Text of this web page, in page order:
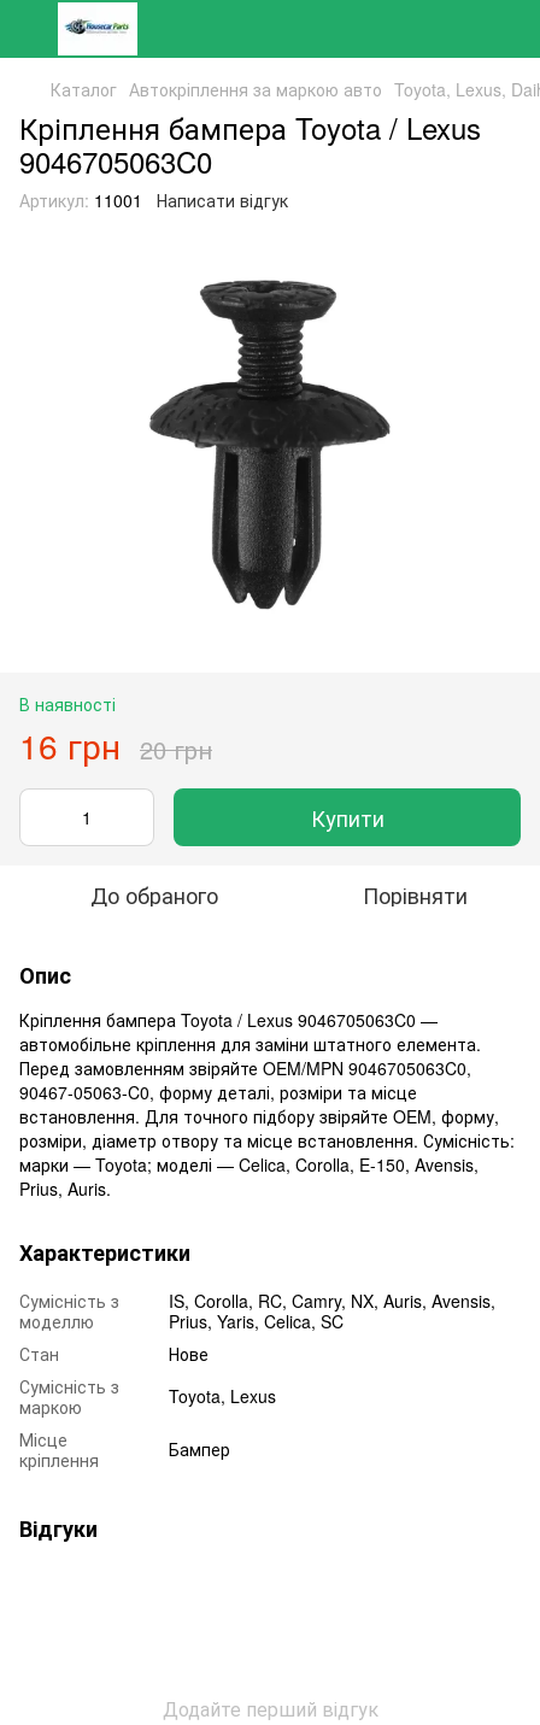
Каталог Автокріплення за маркою авто Toyota, Lexus,
Кріплення бампера Toyota / Lexus
9046705063C0
Артикул: 11001 Написати відгук
В наявності
16 грн 20 грн
Купити
До обраного Порівняти
Опис
Кріплення бампера Toyota / Lexus 9046705063C0 —
автомобільне кріплення для заміни штатного елемента.
Перед замовленням звіряйте OEM/MPN 9046705063C0,
90467-05063-C0, форму деталі, розміри та місце
встановлення. Для точного підбору звіряйте OEM, форму,
розміри, діаметр отвору та місце встановлення. Сумісність:
марки — Toyota; моделі — Celica, Corolla, E-150, Avensis,
Prius, Auris.
Характеристики
Сумісність з
моделлю
IS, Corolla, RC, Camry, NX, Auris, Avensis,
Prius, Yaris, Celica, SC
Стан
Нове
Сумісність з
маркою
Toyota, Lexus
Місце
кріплення
Бампер
Відгуки
Додайте перший відгук